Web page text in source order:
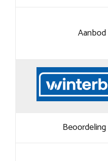
Aanbod
Beoordeling